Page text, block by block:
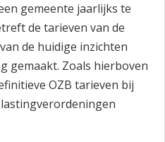
gemeente jaarlijks te
de tarieven van de
de huidige inzichten
gemaakt. Zoals hierboven
OZB tarieven bij